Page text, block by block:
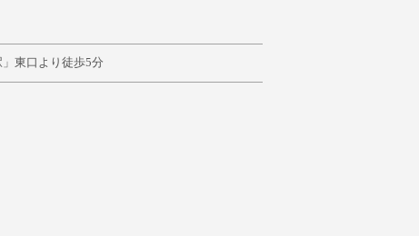
東口より徒歩5分